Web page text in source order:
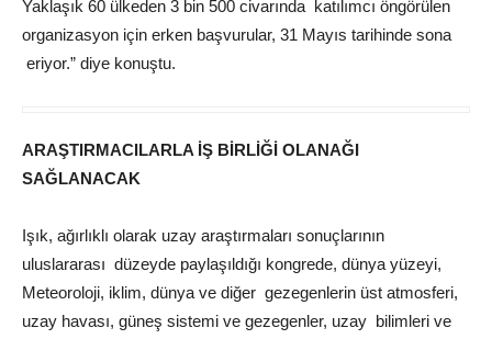
Yaklaşık 60 ülkeden 3 bin 500 civarında katılımcı öngörülen
organizasyon için erken başvurular, 31 Mayıs tarihinde sona
eriyor.” diye konuştu.
ARAŞTIRMACILARLA İŞ BİRLİĞİ OLANAĞI
SAĞLANACAK
Işık, ağırlıklı olarak uzay araştırmaları sonuçlarının
uluslararası düzeyde paylaşıldığı kongrede, dünya yüzeyi,
Meteoroloji, iklim, dünya ve diğer gezegenlerin üst atmosferi,
uzay havası, güneş sistemi ve gezegenler, uzay bilimleri ve